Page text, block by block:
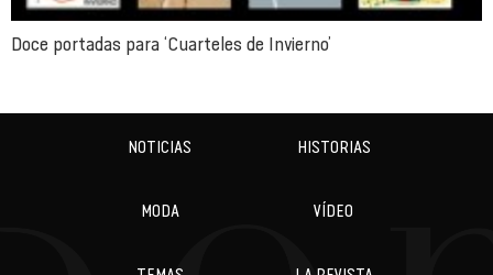
Doce portadas para ‘Cuarteles de Invierno’
NOTICIAS HISTORIAS
MODA VÍDEO